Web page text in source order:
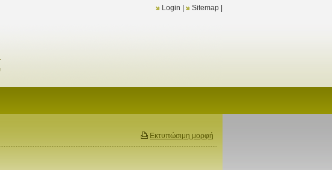
Login Sitemap
Εκτυπώσιμη μορφή